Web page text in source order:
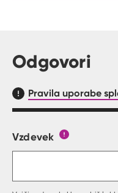
Odgovori
Pravila uporabe
Obrazec, kjer lahko
Vzdevek